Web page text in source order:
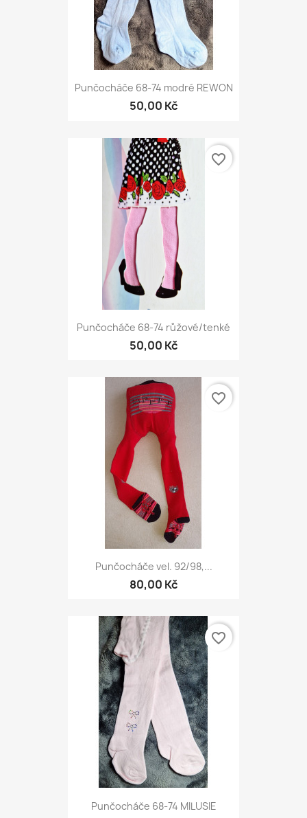
Punčocháče 68-74 modré REWON
50,00 Kč
Punčocháče 68-74 růžové/tenké
50,00 Kč
favorite_border
Punčocháče vel. 92/98,...
80,00 Kč
favorite_border
Punčocháče 68-74 MILUSIE
favorite_border